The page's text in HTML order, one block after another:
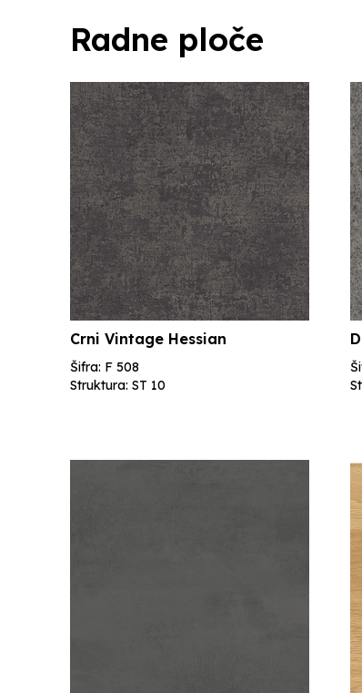
Radne ploče
Crni Vintage Hessian
Šifra: F 508
Struktura: ST 10